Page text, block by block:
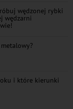
wędzonej rybki
wędzarni
i które kierunki